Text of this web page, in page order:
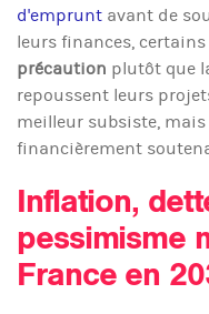
d'emprunt avant de
leurs finances, certains
précaution plutôt que
repoussent leurs
meilleur subsiste,
financièrement
Inflation,
pessimisme
France en